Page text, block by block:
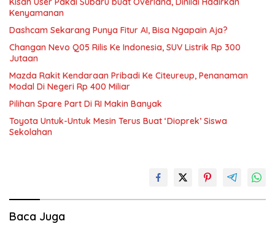
Kenyamanan
Dashcam Sekarang Punya Fitur AI, Bisa Ngapain Aja?
Changan Nevo Q05 Rilis Ke Indonesia, SUV Listrik Rp 300
Jutaan
Mazda Rakit Kendaraan Pribadi Ke Citeureup, Penanaman
Modal Di Negeri Rp 400 Miliar
Pilihan Spare Part Di RI Makin Banyak
Toyota Untuk-Untuk Mesin Terus Buat ‘Dioprek’ Siswa
Sekolahan
Baca Juga